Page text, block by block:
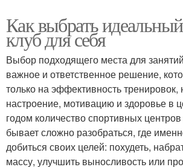
Как выбрать
клуб для себя
Выбор подходящего места для
важное и ответственное решение,
только на эффективность
настроение, мотивацию и здоровье в
годом количество спортивных
бывает сложно разобраться, где
добиться своих целей: похудеть,
массу, улучшить выносливость или